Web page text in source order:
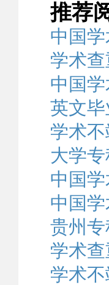
推荐
中国
学术
中国
英文
学术
大学
中国
中国
贵州
学术
学术